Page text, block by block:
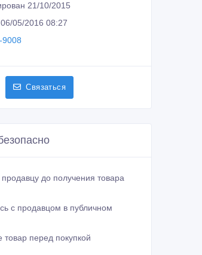
21/10/2015
06/05/2016 08:27
9008
Связаться
до получения товара
с продавцом в публичном
товар перед покупкой